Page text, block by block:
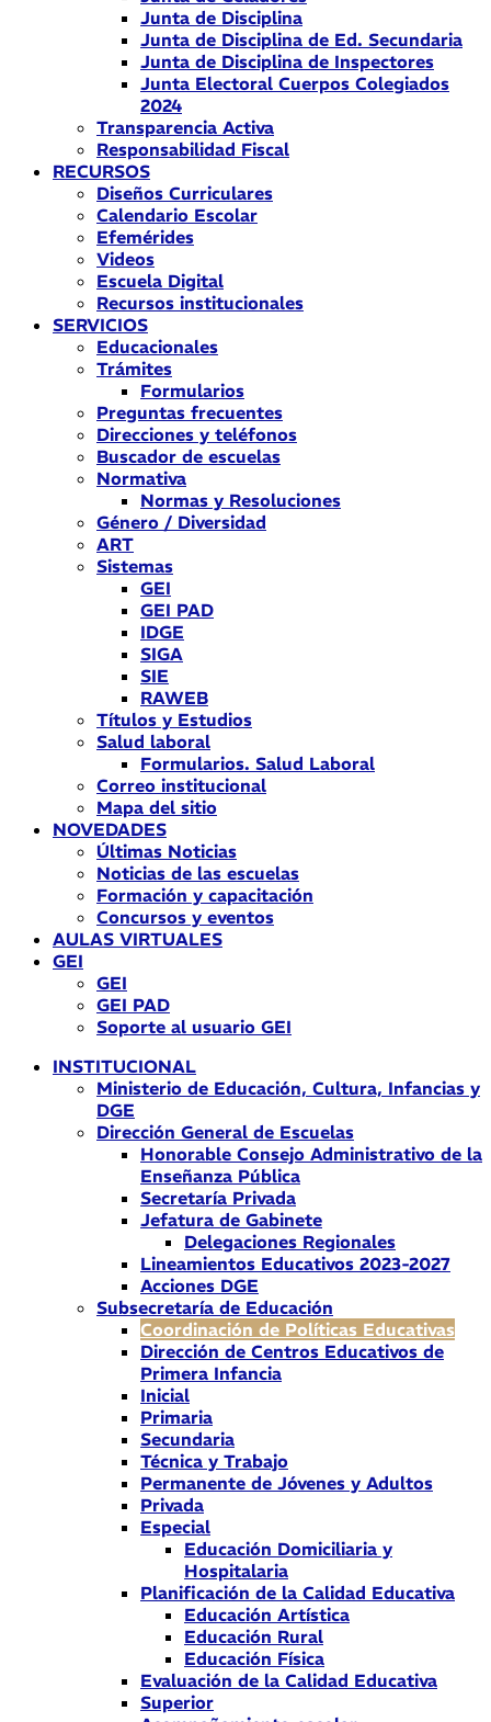
Junta de Disciplina
Junta de Disciplina de Ed. Secundaria
Junta de Disciplina de Inspectores
Junta Electoral Cuerpos Colegiados
2024
Transparencia Activa
Responsabilidad Fiscal
RECURSOS
Diseños Curriculares
Calendario Escolar
Efemérides
Videos
Escuela Digital
Recursos institucionales
SERVICIOS
Educacionales
Trámites
Formularios
Preguntas frecuentes
Direcciones y teléfonos
Buscador de escuelas
Normativa
Normas y Resoluciones
Género / Diversidad
ART
Sistemas
GEI
GEI PAD
IDGE
SIGA
SIE
RAWEB
Títulos y Estudios
Salud laboral
Formularios. Salud Laboral
Correo institucional
Mapa del sitio
NOVEDADES
Últimas Noticias
Noticias de las escuelas
Formación y capacitación
Concursos y eventos
AULAS VIRTUALES
GEI
GEI
GEI PAD
Soporte al usuario GEI
INSTITUCIONAL
Ministerio de Educación, Cultura, Infancias y
DGE
Dirección General de Escuelas
Honorable Consejo Administrativo de la
Enseñanza Pública
Secretaría Privada
Jefatura de Gabinete
Delegaciones Regionales
Lineamientos Educativos 2023-2027
Acciones DGE
Subsecretaría de Educación
Coordinación de Políticas Educativas
Dirección de Centros Educativos de
Primera Infancia
Inicial
Primaria
Secundaria
Técnica y Trabajo
Permanente de Jóvenes y Adultos
Privada
Especial
Educación Domiciliaria y
Hospitalaria
Planificación de la Calidad Educativa
Educación Artística
Educación Rural
Educación Física
Evaluación de la Calidad Educativa
Superior